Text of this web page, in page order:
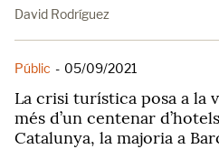
David Rodríguez
Públic - 05/09/2021
La crisi turística posa a la
més d’un centenar
Catalunya, la majoria a